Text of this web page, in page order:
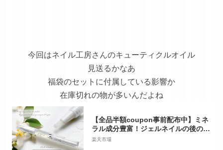
今回はネイル工房さんのキューティクルオイル
見送るかなあ
福袋のセットに付属している影響か
在庫切れの物が多いんだよね
【全品半額coupon事前配布中】ミネ
ラル成分豊富！ジェルネイルの後のケ
アで長持ち実感 さかむけ対策にも…
楽天市場